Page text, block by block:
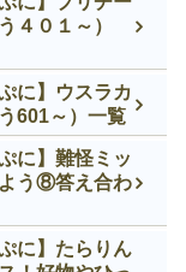
４０１～）
に】ウスラカ
601～）一覧
に】難怪ミッ
う⑧答え合わ
に】たらりん